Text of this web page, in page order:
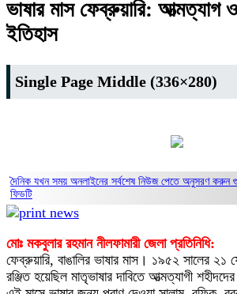
ভাষার মাস ফেব্রুয়ারি: আত্মত্যাগ
ইতিহাস
Single Page Middle (336×280)
দৈনিক যখন সময় অনলাইনের সর্বশেষ নিউজ পেতে অনুসরণ করুন
ফিডটি
মোঃ মকবুলার রহমান নীলফামারী জেলা প্রতিনিধি:
ফেব্রুয়ারি, বাঙালির ভাষার মাস। ১৯৫২ সালের ২১
রঞ্জিত হয়েছিল মাতৃভাষার দাবিতে আত্মত্যাগী